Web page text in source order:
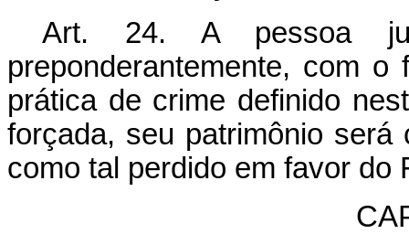
Art. 24. A pessoa
preponderantemente, com
prática de crime definido
forçada, seu patrimônio
como tal perdido em favor do